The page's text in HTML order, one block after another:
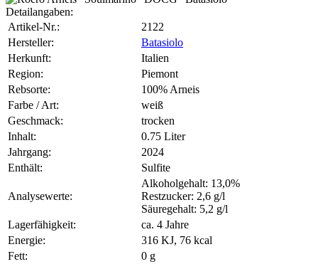
Detailangaben:
Artikel-Nr.:
2122
Hersteller:
Batasiolo
Herkunft:
Italien
Region:
Piemont
Rebsorte:
100% Arneis
Farbe / Art:
weiß
Geschmack:
trocken
Inhalt:
0.75 Liter
Jahrgang:
2024
Enthält:
Sulfite
Analysewerte:
Alkoholgehalt: 13,0%
Restzucker: 2,6 g/l
Säuregehalt: 5,2 g/l
Lagerfähigkeit:
ca. 4 Jahre
Energie:
316 KJ, 76 kcal
Fett:
0 g